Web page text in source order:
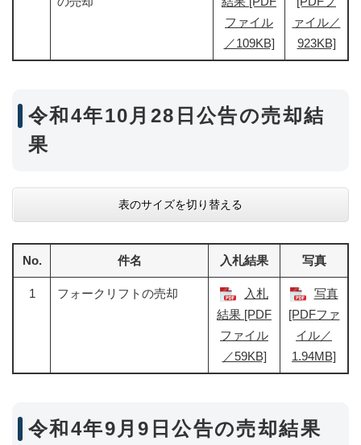
ファイル
／109KB]
ァイル／
923KB]
令和4年10月28日公告の売却結
果
表のサイズを切り替える
No. 件名 入札結果 写真
1 フォークリフトの売却
入札
結果 [PDF
ファイル
／59KB]
写真
[PDFファ
イル／
1.94MB]
令和4年9月9日公告の売却結果